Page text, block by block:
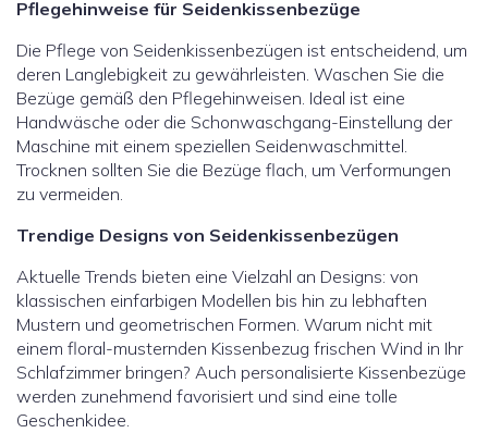
Pflegehinweise für Seidenkissenbezüge
Die Pflege von Seidenkissenbezügen ist entscheidend, um
deren Langlebigkeit zu gewährleisten. Waschen Sie die
Bezüge gemäß den Pflegehinweisen. Ideal ist eine
Handwäsche oder die Schonwaschgang-Einstellung der
Maschine mit einem speziellen Seidenwaschmittel.
Trocknen sollten Sie die Bezüge flach, um Verformungen
zu vermeiden.
Trendige Designs von Seidenkissenbezügen
Aktuelle Trends bieten eine Vielzahl an Designs: von
klassischen einfarbigen Modellen bis hin zu lebhaften
Mustern und geometrischen Formen. Warum nicht mit
einem floral-musternden Kissenbezug frischen Wind in Ihr
Schlafzimmer bringen? Auch personalisierte Kissenbezüge
werden zunehmend favorisiert und sind eine tolle
Geschenkidee.